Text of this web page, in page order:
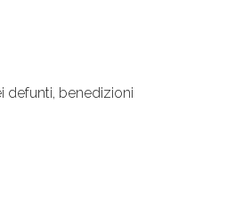
defunti, benedizioni